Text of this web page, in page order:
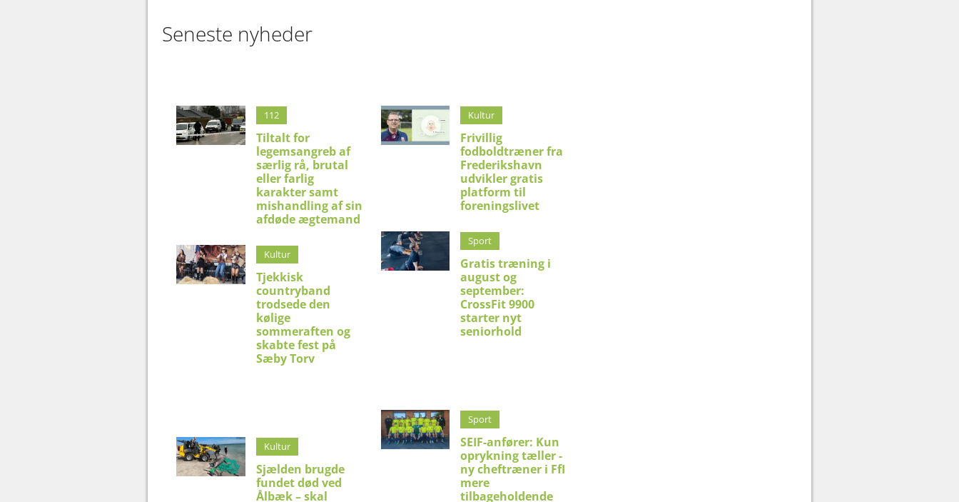
Seneste nyheder
112
Tiltalt for
legemsangreb af
særlig rå, brutal
eller farlig
karakter samt
mishandling af sin
afdøde ægtemand
Kultur
Tjekkisk
countryband
trodsede den
kølige
sommeraften og
skabte fest på
Sæby Torv
Kultur
Sjælden brugde
fundet død ved
Ålbæk – skal
Kultur
Frivillig
fodboldtræner fra
Frederikshavn
udvikler gratis
platform til
foreningslivet
Sport
Gratis træning i
august og
september:
CrossFit 9900
starter nyt
seniorhold
Sport
SEIF-anfører: Kun
oprykning tæller -
ny cheftræner i FfI
mere
tilbageholdende